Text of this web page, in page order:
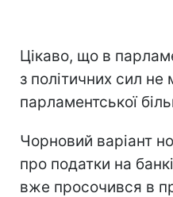
Цікаво, що в
з політичних сил не
парламентської
Чорновий варіант
про податки на
вже просочився в